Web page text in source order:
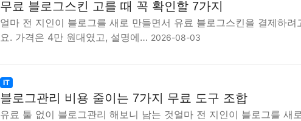
무료 블로그스킨 고를 때 꼭 확인할 7가지
얼마 전 지인이 블로그를 새로 만들면서 유료 블로그스킨을 결제하려
요. 가격은 4만 원대였고, 설명에… 2026-08-03
IT
블로그관리 비용 줄이는 7가지 무료 도구 조합
유료 툴 없이 블로그관리 해보니 남는 것얼마 전 지인이 블로그를 새